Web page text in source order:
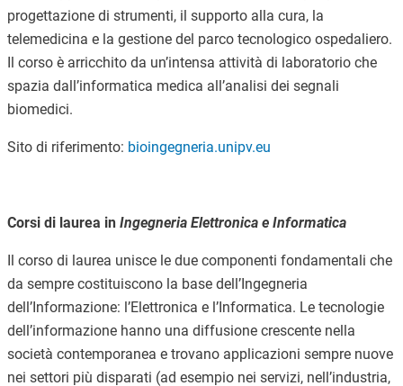
progettazione di strumenti, il supporto alla cura, la
telemedicina e la gestione del parco tecnologico ospedaliero.
Il corso è arricchito da un’intensa attività di laboratorio che
spazia dall’informatica medica all’analisi dei segnali
biomedici.
Sito di riferimento: bioingegneria.unipv.eu
Corsi di laurea in Ingegneria Elettronica e Informatica
Il corso di laurea unisce le due componenti fondamentali che
da sempre costituiscono la base dell’Ingegneria
dell’Informazione: l’Elettronica e l’Informatica. Le tecnologie
dell’informazione hanno una diffusione crescente nella
società contemporanea e trovano applicazioni sempre nuove
nei settori più disparati (ad esempio nei servizi, nell’industria,